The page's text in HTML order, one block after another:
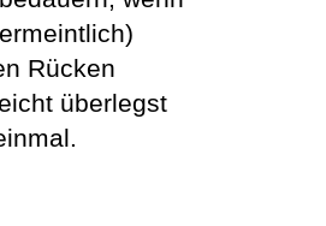
Rücken
überlegst